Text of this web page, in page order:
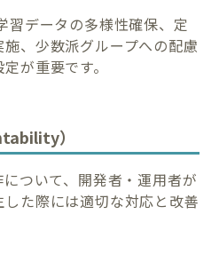
習データの多様性確保、定
、少数派グループへの配慮
が重要です。
）
ついて、開発者・運用者が
た際には適切な対応と改善